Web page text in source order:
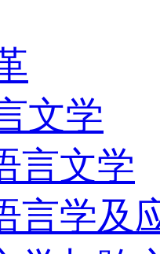
文学
言文学
言学及